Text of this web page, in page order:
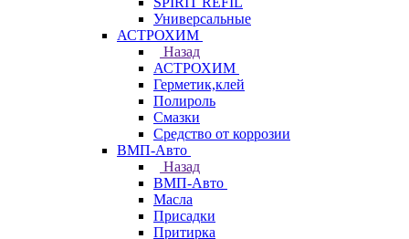
Универсальные
АСТРОХИМ
Назад
АСТРОХИМ
Герметик,клей
Полироль
Смазки
Средство от коррозии
ВМП-Авто
Назад
ВМП-Авто
Масла
Присадки
Притирка